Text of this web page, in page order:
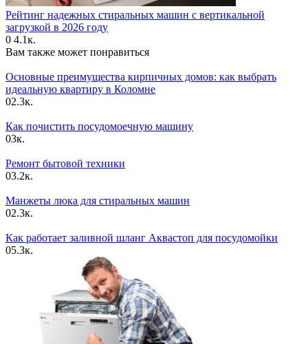
Рейтинг надежных стиральных машин с вертикальной
загрузкой в 2026 году
0 4.1к.
Вам также может понравиться
Основные преимущества кирпичных домов: как выбрать
идеальную квартиру в Коломне
02.3к.
Как почистить посудомоечную машину
03к.
Ремонт бытовой техники
03.2к.
Манжеты люка для стиральных машин
02.3к.
Как работает заливной шланг Аквастоп для посудомойки
05.3к.